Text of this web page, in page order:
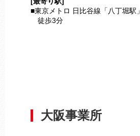
■東京メトロ 日比谷線「八丁堀駅」
徒歩3分
大阪事業所